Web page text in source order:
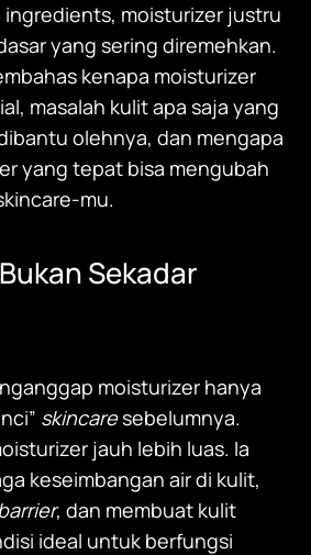
moisturizer justru
yang sering diremehkan.
kenapa moisturizer
masalah kulit apa saja yang
olehnya, dan mengapa
yang tepat bisa mengubah
mu.
Bukan Sekadar
moisturizer hanya
skincaresebelumnya.
jauh lebih luas. Ia
keseimbangan air di kulit,
, dan membuat kulit
ideal untuk berfungsi